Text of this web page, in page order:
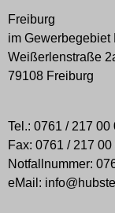
Freiburg
im Gewerbegebiet
Weißerlenstraße
79108 Freiburg
Tel.: 0761 / 217 00
Fax: 0761 / 217 00
Notfallnummer:
eMail: